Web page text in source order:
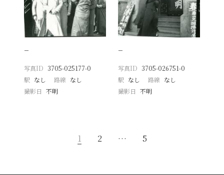
−
写真ID 3705-025177-0
駅 なし 路線 なし
撮影日
不明
−
写真ID 3705-026751-0
駅 なし 路線 なし
撮影日 不明
1 2 … 5